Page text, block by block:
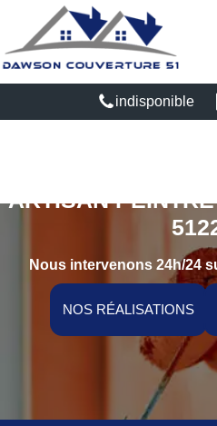
indisponible
ARTISAN
Nous intervenons 24h/24
NOS RÉALISATIONS